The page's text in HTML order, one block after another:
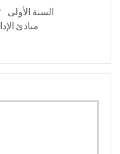
السنة الأولى
مبادئ